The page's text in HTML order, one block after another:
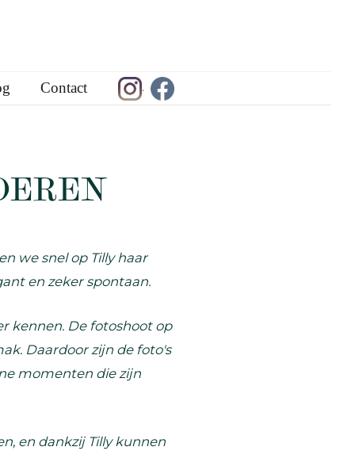
Contact .
we snel op Tilly haar
en zeker spontaan.
kennen. De fotoshoot op
Daardoor zijn de foto's
momenten die zijn
en dankzij Tilly kunnen